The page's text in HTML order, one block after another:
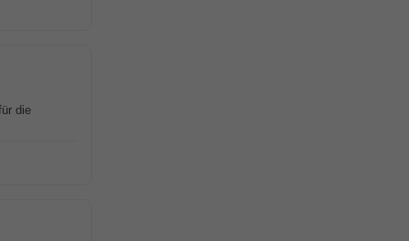
die